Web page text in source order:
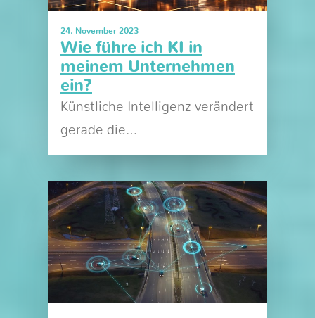
24. November 2023
Wie führe ich KI in
meinem Unternehmen
ein?
Künstliche Intelligenz verändert
gerade die…